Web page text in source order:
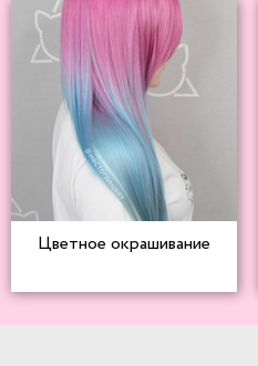
Цветное окрашивание